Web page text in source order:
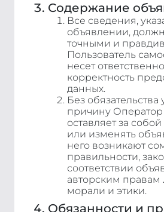
Содержание
Все сведения,
объявлении,
точными и
Пользователь
несет
корректность
данных.
Без обязательства
причину Оператор
оставляет за
или изменять
него возникают
правильности,
соответствии
авторским
морали и этики.
Обязанности и